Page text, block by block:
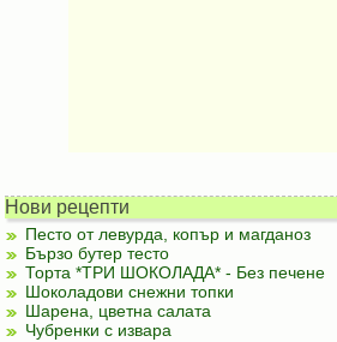
Нови рецепти
Песто от левурда, копър и магданоз
Бързо бутер тесто
Торта *ТРИ ШОКОЛАДА* - Без печене
Шоколадови снежни топки
Шарена, цветна салата
Чубренки с извара